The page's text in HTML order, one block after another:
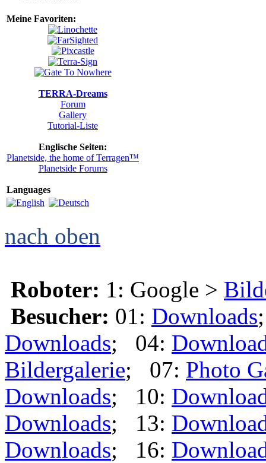
Meine Favoriten:
TERRA-Dreams
Forum
Gallery
Tutorial-Liste
Englische Seiten:
Planetside, the home of Terragen™
Planetside Forums
Languages
nach oben
Roboter: 1: Google >
Besucher: 01: Downloads
Downloads; 04:
Bildergalerie; 07: Photo
Downloads; 10:
Downloads; 13:
Downloads; 16: